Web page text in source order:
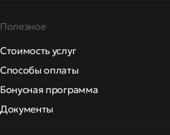
Полезное
Стоимость услуг
Способы оплаты
Бонусная программа
Документы